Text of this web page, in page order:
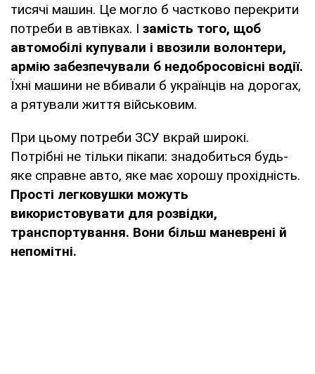
тисячі машин. Це могло б частково перекрити
потреби в автівках. І замість того, щоб
автомобілі купували і ввозили волонтери,
армію забезпечували б недобросовісні водії.
Їхні машини не вбивали б українців на дорогах,
а рятували життя військовим.
При цьому потреби ЗСУ вкрай широкі.
Потрібні не тільки пікапи: знадобиться будь-
яке справне авто, яке має хорошу прохідність.
Прості легковушки можуть
використовувати для розвідки,
транспортування. Вони більш маневрені й
непомітні.